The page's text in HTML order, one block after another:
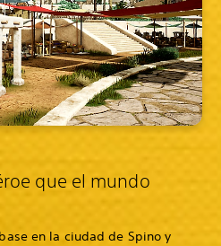
que el mundo
en la ciudad de Spino y